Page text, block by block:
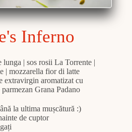
Inferno
lunga | sos rosii La Torrente |
| mozzarella fior di latte
extravirgin aromatizat cu
Grana Padano
la ultima mușcătură :)
de cuptor